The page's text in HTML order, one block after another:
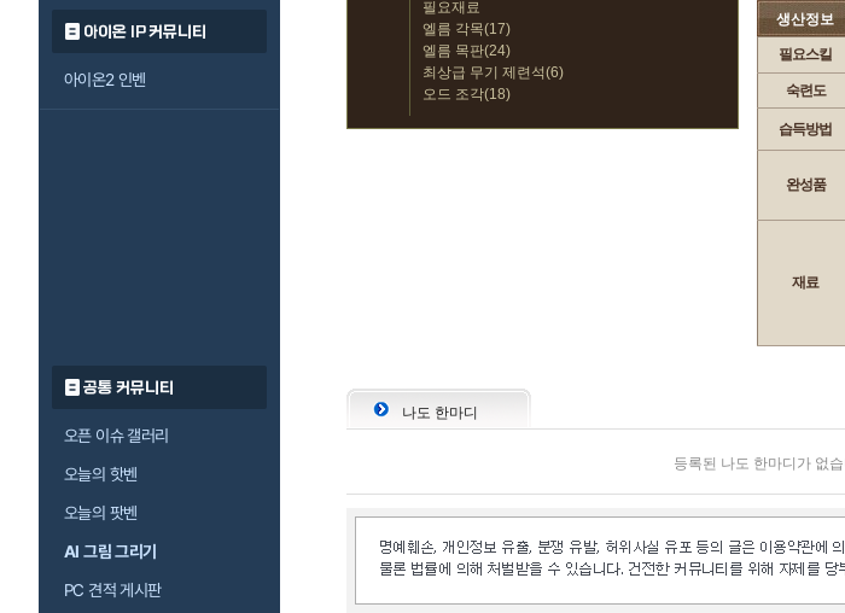
아이온 IP 커뮤니티
아이온2 인벤
공통 커뮤니티
오픈 이슈 갤러리
오늘의 핫벤
오늘의 팟벤
AI 그림 그리기
PC 견적 게시판
필요재료
엘름 각목(17)
엘름 목판(24)
최상급 무기 제련석(6)
오드 조각(18)
생산정보
필요스킬
숙련도
습득방법
완성품
재료
나도 한마디
등록된 나도 한마디가 없